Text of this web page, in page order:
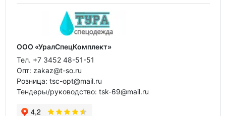
ООО «УралСпецКомплект»
Тел. +7 3452 48-51-51
Опт: zakaz@t-so.ru
Розница: tsc-opt@mail.ru
Тендеры/руководство: tsk-69@mail.ru